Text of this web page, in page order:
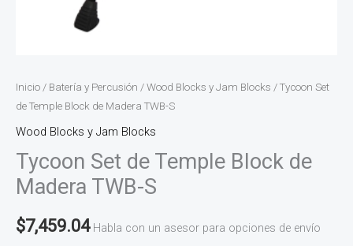
Inicio / Batería y Percusión / Wood Blocks y Jam Blocks / Tycoon Set
de Temple Block de Madera TWB-S
Wood Blocks y Jam Blocks
Tycoon Set de Temple Block de
Madera TWB-S
$7,459.04 Habla con un asesor para opciones de envío